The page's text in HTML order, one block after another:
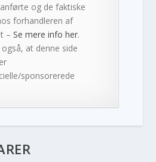
og de faktiske
forhandleren af
–Se mere info her.
at denne side
sponsorerede